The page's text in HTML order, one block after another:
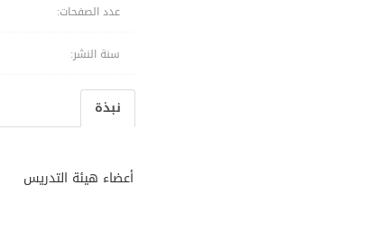
عدد الصفحات:
سنة النشر:
نبذة
أعضاء هيئة التدريس